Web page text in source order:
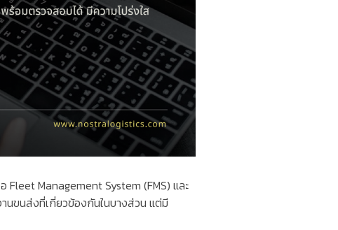
Fleet Management System (FMS)และ
นขนส่งที่เกี่ยวข้องกันในบางส่วน แต่มี